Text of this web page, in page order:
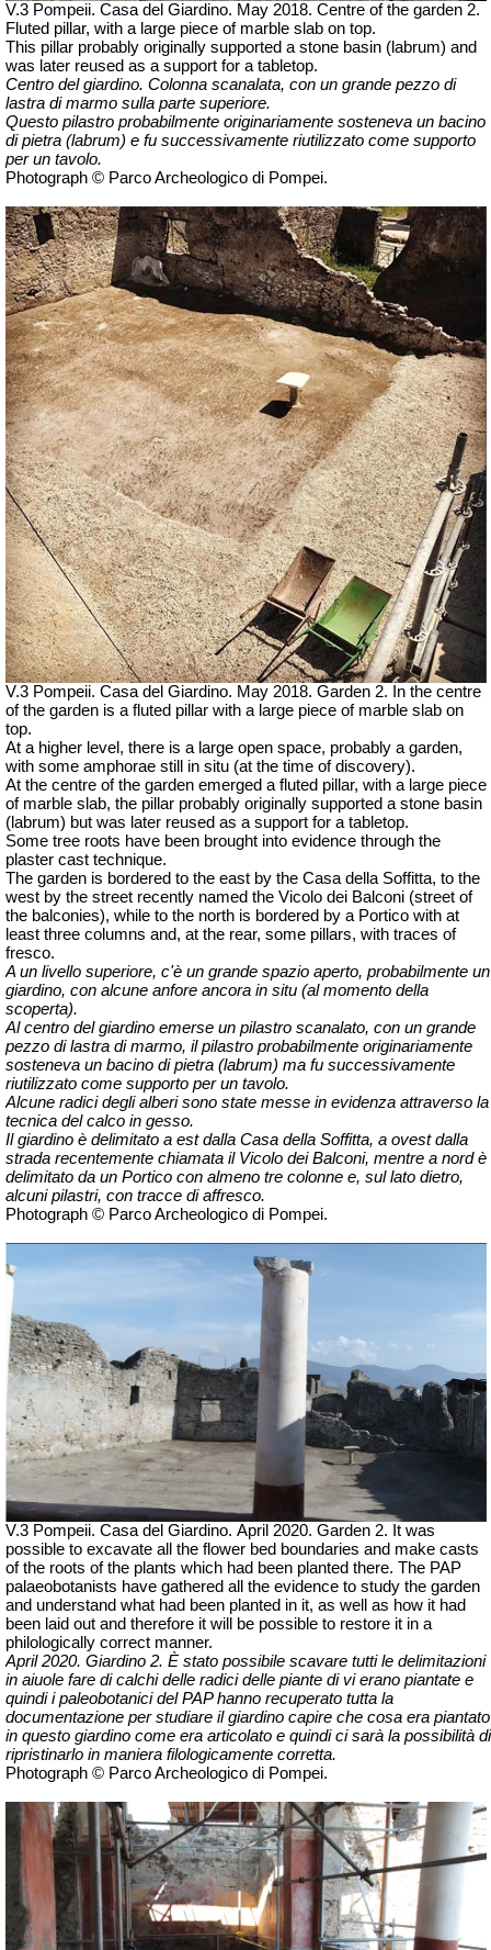
V.3 Pompeii. Casa del Giardino. May 2018. Centre of the garden 2.
Fluted pillar, with a large piece of marble slab on top.
This pillar probably originally supported a stone basin (labrum) and
was later reused as a support for a tabletop.
Centro del giardino. Colonna scanalata, con un grande pezzo di
lastra di marmo sulla parte superiore.
Questo pilastro probabilmente originariamente sosteneva un bacino
di pietra (labrum) e fu successivamente riutilizzato come supporto
per un tavolo.
Photograph © Parco Archeologico di Pompei.
V.3 Pompeii. Casa del Giardino. May 2018. Garden 2. In the centre
of the garden is a fluted pillar with a large piece of marble slab on
top.
At a higher level, there is a large open space, probably a garden,
with some amphorae still in situ (at the time of discovery).
At the centre of the garden emerged a fluted pillar, with a large piece
of marble slab, the pillar probably originally supported a stone basin
(labrum) but was later reused as a support for a tabletop.
Some tree roots have been brought into evidence through the
plaster cast technique.
The garden is bordered to the east by the Casa della Soffitta, to the
west by the street recently named the Vicolo dei Balconi (street of
the balconies), while to the north is bordered by a Portico with at
least three columns and, at the rear, some pillars, with traces of
fresco.
A un livello superiore, c'è un grande spazio aperto, probabilmente un
giardino, con alcune anfore ancora in situ (al momento della
scoperta).
Al centro del giardino emerse un pilastro scanalato, con un grande
pezzo di lastra di marmo, il pilastro probabilmente originariamente
sosteneva un bacino di pietra (labrum) ma fu successivamente
riutilizzato come supporto per un tavolo.
Alcune radici degli alberi sono state messe in evidenza attraverso la
tecnica del calco in gesso.
Il giardino è delimitato a est dalla Casa della Soffitta, a ovest dalla
strada recentemente chiamata il Vicolo dei Balconi, mentre a nord è
delimitato da un Portico con almeno tre colonne e, sul lato dietro,
alcuni pilastri, con tracce di affresco.
Photograph © Parco Archeologico di Pompei.
V.3 Pompeii. Casa del Giardino. April 2020. Garden 2. It was
possible to excavate all the flower bed boundaries and make casts
of the roots of the plants which had been planted there. The PAP
palaeobotanists have gathered all the evidence to study the garden
and understand what had been planted in it, as well as how it had
been laid out and therefore it will be possible to restore it in a
philologically correct manner.
April 2020. Giardino 2. È stato possibile scavare tutti le delimitazioni
in aiuole fare di calchi delle radici delle piante di vi erano piantate e
quindi i paleobotanici del PAP hanno recuperato tutta la
documentazione per studiare il giardino capire che cosa era piantato
in questo giardino come era articolato e quindi ci sarà la possibilità di
ripristinarlo in maniera filologicamente corretta.
Photograph © Parco Archeologico di Pompei.